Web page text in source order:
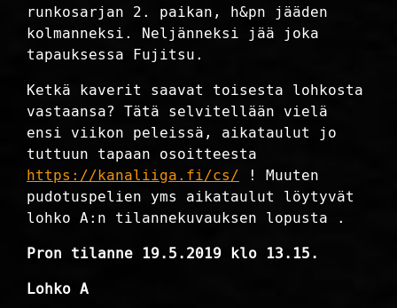
runkosarjan 2. paikan, h&pn jääden
kolmanneksi. Neljänneksi jää joka
tapauksessa Fujitsu.
Ketkä kaverit saavat toisesta lohkosta
vastaansa? Tätä selvitellään vielä
ensi viikon peleissä, aikataulut jo
tuttuun tapaan osoitteesta
https://kanaliiga.fi/cs/ ! Muuten
pudotuspelien yms aikataulut löytyvät
lohko A:n tilannekuvauksen lopusta .
Pron tilanne 19.5.2019 klo 13.15.
Lohko A